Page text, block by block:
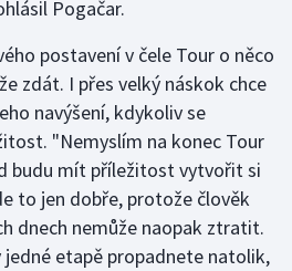
Pogačar.
postavení v čele Tour o něco
zdát. I přes velký náskok chce
navýšení, kdykoliv se
"Nemyslím na konec Tour
budu mít příležitost vytvořit si
to jen dobře, protože člověk
dnech nemůže naopak ztratit.
jedné etapě propadnete natolik,